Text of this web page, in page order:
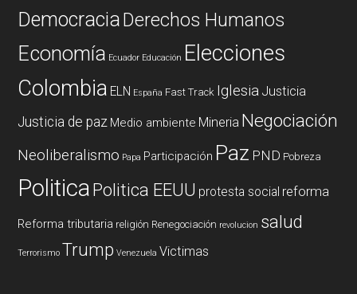
DemocraciaDerechos Humanos
Economía Ecuador Educación Elecciones
Colombia ELN España Fast Track Iglesia Justicia
Justicia de paz Medio ambiente Mineria Negociación
Neoliberalismo Papa Participación Paz PND Pobreza
PoliticaPolitica EEUU protesta social reforma
Reforma tributaria religión Renegociación revolucion salud
Terrorismo Trump Venezuela Victimas